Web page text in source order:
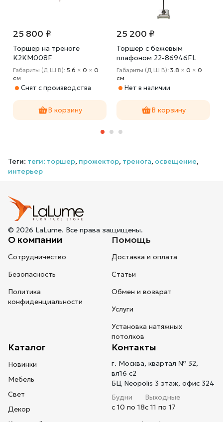
25 800 ₽
Торшер на треноге
K2KM008F
Габариты (Д Ш В): 5.6 × 0 × 0
cм
Снят с производства
В корзину
25 200 ₽
Торшер с бежевым
плафоном 22-86946FL
Габариты (Д Ш В): 3.8 × 0 × 0
cм
Нет в наличии
В корзину
Теги: теги: торшер, прожектор, тренога, освещение,
интерьер
© 2026 LaLume. Все права защищены.
О компании
Сотрудничество
Безопасность
Политика
конфиденциальности
Помощь
Доставка и оплата
Статьи
Обмен и возврат
Услуги
Установка натяжных
потолков
Каталог
Новинки
Мебель
Свет
Декор
Контакты
г. Москва, квартал № 32,
вл16 с2
БЦ Neopolis 3 этаж, офис 324
Будни
с 10 по 18
Выходные
с 11 по 17